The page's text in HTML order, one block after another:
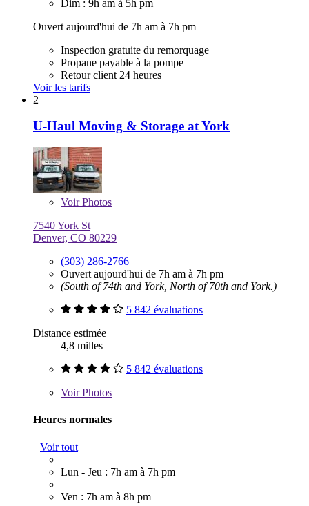
Dim : 9h am à 5h pm
Ouvert aujourd'hui de 7h am à 7h pm
Inspection gratuite du remorquage
Propane payable à la pompe
Retour client 24 heures
Voir les tarifs
2
U-Haul Moving & Storage at York
VoirPhotos
7540 York St
Denver, CO 80229
(303) 286-2766
Ouvert aujourd'hui de 7h am à 7h pm
(South of 74th and York, North of 70th and York.)
5 842 évaluations
Distance estimée
4,8 milles
5 842 évaluations
VoirPhotos
Heures normales
Voir tout
Lun - Jeu : 7h am à 7h pm
Ven : 7h am à 8h pm